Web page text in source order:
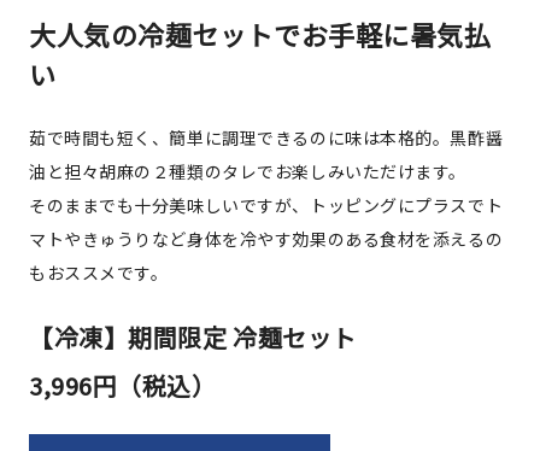
大人気の冷麺セットでお手軽に暑気払
い
茹で時間も短く、簡単に調理できるのに味は本格的。黒酢醤
油と担々胡麻の２種類のタレでお楽しみいただけます。
そのままでも十分美味しいですが、トッピングにプラスでト
マトやきゅうりなど身体を冷やす効果のある食材を添えるの
もおススメです。
【冷凍】期間限定 冷麺セット
3,996円（税込）